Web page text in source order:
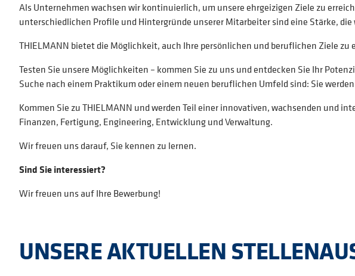
Als Unternehmen wachsen wir kontinuierlich, um unsere ehrgeizigen Ziele zu
unterschiedlichen Profile und Hintergründe unserer Mitarbeiter sind eine Stärke,
THIELMANN bietet die Möglichkeit, auch Ihre persönlichen und beruflichen Ziele zu
Testen Sie unsere Möglichkeiten – kommen Sie zu uns und entdecken Sie Ihr
Suche nach einem Praktikum oder einem neuen beruflichen Umfeld sind: Sie
Kommen Sie zu THIELMANN und werden Teil einer innovativen, wachsenden und
Finanzen, Fertigung, Engineering, Entwicklung und Verwaltung.
Wir freuen uns darauf, Sie kennen zu lernen.
Sind Sie interessiert?
Wir freuen uns auf Ihre Bewerbung!
UNSERE AKTUELLEN